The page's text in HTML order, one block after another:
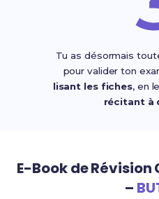
Tu as désormais
pour valider ton
lisant les fiches, en
récitant à
E-Book de
–